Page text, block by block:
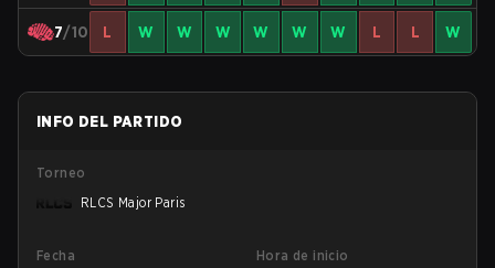
7/10 L W W W W W W L L W
INFO DEL PARTIDO
Torneo
RLCS Major Paris
Fecha
Hora de inicio